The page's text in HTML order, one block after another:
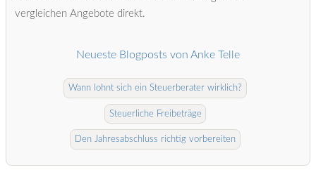
vergleichen Angebote direkt.
Neueste Blogposts von Anke Telle
Wann lohnt sich ein Steuerberater wirklich?
Steuerliche Freibeträge
Den Jahresabschluss richtig vorbereiten